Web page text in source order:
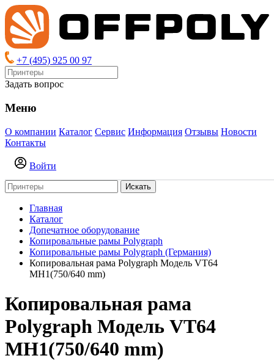
+7 (495) 925 00 97
Задать вопрос
Меню
О компании Каталог Сервис Информация Отзывы Новости
Контакты
Войти
Искать
Главная
Каталог
Допечатное оборудование
Копировальные рамы Polygraph
Копировальные рамы Polygraph (Германия)
Копировальная рама Polygraph Модель VT64
MH1(750/640 mm)
Копировальная рама
Polygraph Модель VT64
MH1(750/640 mm)